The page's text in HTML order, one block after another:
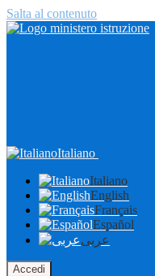
Salta al contenuto
Italiano
Italiano
English
Français
Español
عربى
Accedi